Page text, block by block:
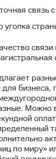
связь
уголка
связи
для бизнеса,
Можно
по миру»